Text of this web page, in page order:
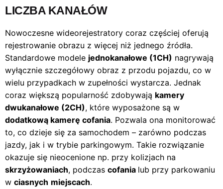
LICZBA KANAŁÓW
Nowoczesne wideorejestratory coraz częściej oferują
rejestrowanie obrazu z więcej niż jednego źródła.
Standardowe modele jednokanałowe (1CH) nagrywają
wyłącznie szczegółowy obraz z przodu pojazdu, co w
wielu przypadkach w zupełności wystarcza. Jednak
coraz większą popularność zdobywają kamery
dwukanałowe (2CH), które wyposażone są w
dodatkową kamerę cofania. Pozwala ona monitorować
to, co dzieje się za samochodem – zarówno podczas
jazdy, jak i w trybie parkingowym. Takie rozwiązanie
okazuje się nieocenione np. przy kolizjach na
skrzyżowaniach, podczas cofania lub przy parkowaniu
w ciasnych miejscach.